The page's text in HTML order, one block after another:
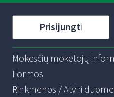
Prisijungti
Mokesčių mokėtojų
Formos
Rinkmenos / Atviri